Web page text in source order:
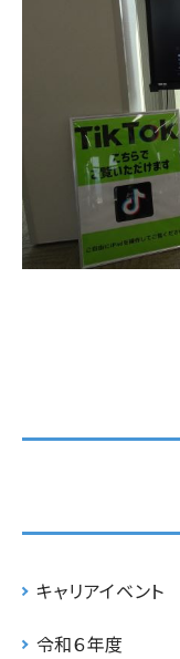
キャリアイベント
令和６年度